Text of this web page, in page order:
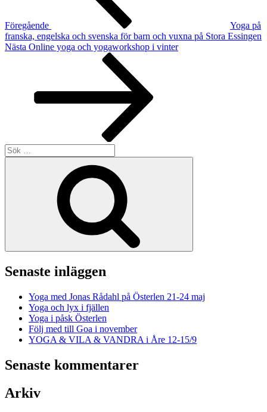
Föregående
Yoga på
franska, engelska och svenska för barn och vuxna på Stora Essingen
Nästa
Nästa Online yoga och yogaworkshop i vinter
Sök
efter:
Senaste inläggen
Yoga med Jonas Rådahl på Österlen 21-24 maj
Yoga och lyx i fjällen
Yoga i påsk Österlen
Följ med till Goa i november
YOGA & VILA & VANDRA i Åre 12-15/9
Senaste kommentarer
Arkiv